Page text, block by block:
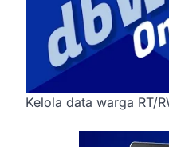
Kelola data warga RT/